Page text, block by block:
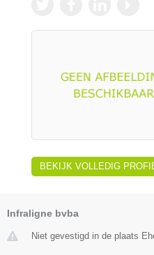
BEKIJK VOLLEDIG
Infraligne bvba
Niet gevestigd in de plaats